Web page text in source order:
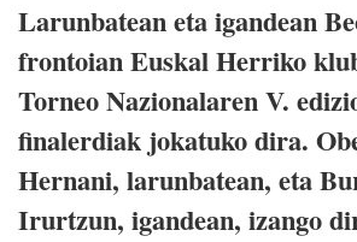
Larunbatean eta igandean
frontoian Euskal Herriko
Torneo Nazionalaren V.
finalerdiak jokatuko dira.
Hernani, larunbatean, eta
Irurtzun, igandean, izango